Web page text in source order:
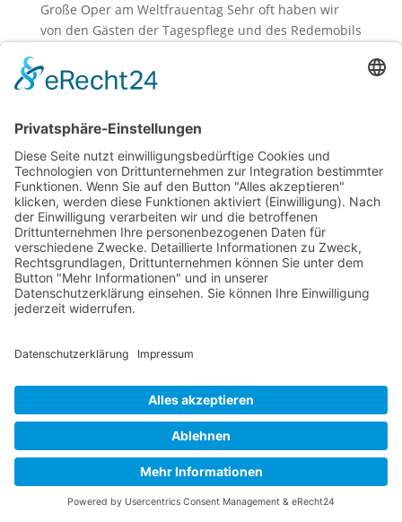
Große Oper am Weltfrauentag Sehr oft haben wir
von den Gästen der Tagespflege und des Redemobils
im Opernhaus besuchen. Noch ein Mal den Klang
von Mozart oder Bizet live erleben. Noch ein Mal der
Buy now